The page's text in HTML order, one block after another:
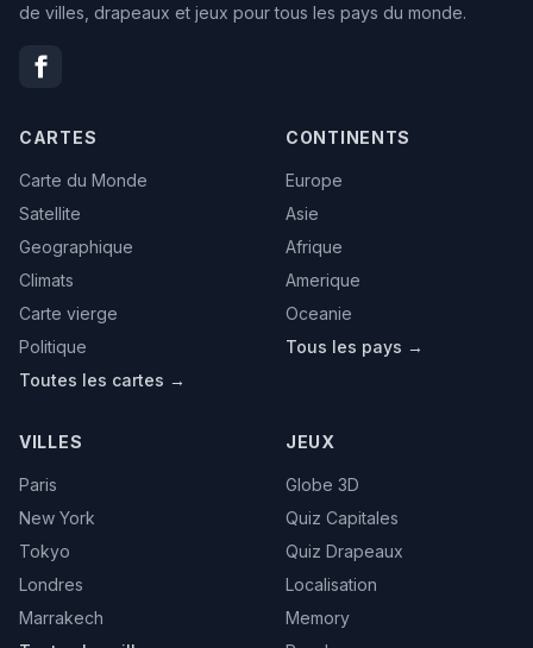
de villes, drapeaux et jeux pour tous les pays du monde.
CARTES
Carte du Monde
Satellite
Geographique
Climats
Carte vierge
Politique
Toutes les cartes →
CONTINENTS
Europe
Asie
Afrique
Amerique
Oceanie
Tous les pays →
VILLES
Paris
New York
Tokyo
Londres
Marrakech
JEUX
Globe 3D
Quiz Capitales
Quiz Drapeaux
Localisation
Memory